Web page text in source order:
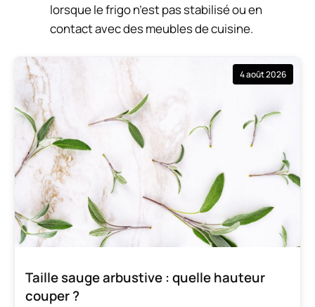
lorsque le frigo n’est pas stabilisé ou en
contact avec des meubles de cuisine.
4 août 2026
Taille sauge arbustive : quelle hauteur
couper ?